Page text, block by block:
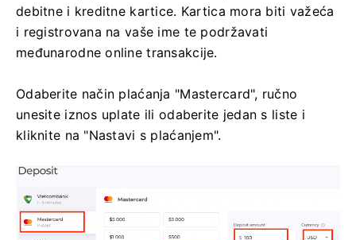
debitne i kreditne kartice. Kartica mora biti važeća
i registrovana na vaše ime te podržavati
međunarodne online transakcije.
Odaberite način plaćanja "Mastercard", ručno
unesite iznos uplate ili odaberite jedan s liste i
kliknite na "Nastavi s plaćanjem".